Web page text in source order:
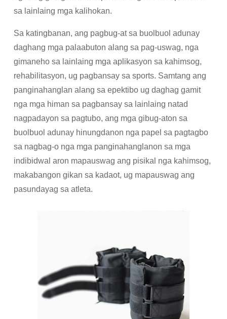
sa lainlaing mga kalihokan.
Sa katingbanan, ang pagbug-at sa buolbuol adunay
daghang mga palaabuton alang sa pag-uswag, nga
gimaneho sa lainlaing mga aplikasyon sa kahimsog,
rehabilitasyon, ug pagbansay sa sports. Samtang ang
panginahanglan alang sa epektibo ug daghag gamit
nga mga himan sa pagbansay sa lainlaing natad
nagpadayon sa pagtubo, ang mga gibug-aton sa
buolbuol adunay hinungdanon nga papel sa pagtagbo
sa nagbag-o nga mga panginahanglanon sa mga
indibidwal aron mapauswag ang pisikal nga kahimsog,
makabangon gikan sa kadaot, ug mapauswag ang
pasundayag sa atleta.